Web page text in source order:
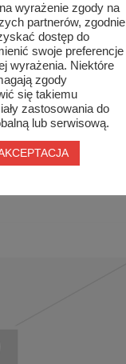
wyrażenie zgody na
partnerów, zgodnie
dostęp do
swoje preferencje
wyrażenia. Niektóre
zgody
się takiemu
zastosowania do
lub serwisową.